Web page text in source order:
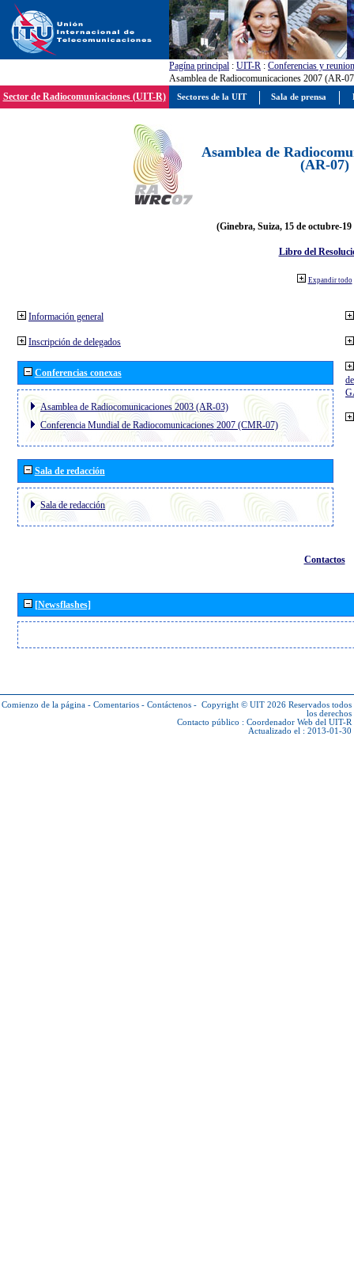
Pagína principal : UIT-R : Conferencias y
Asamblea de Radiocomunicaciones 2007 (AR-
Sector de Radiocomunicaciones (UIT-R)
Asamblea de
(AR-07)
(Ginebra, Suiza, 15 de octubre-19
Libro del
Expandir todo
Información general
Inscripción de delegados
Conferencias conexas
Asamblea de Radiocomunicaciones 2003 (AR-03)
Conferencia Mundial de Radiocomunicaciones 2007 (CMR-07)
Sala de redacción
Sala de redacción
Contactos
[Newsflashes]
Comienzo de la página - Comentarios - Contáctenos - Copyright © UIT 2026 Reservados todos
los derechos
Contacto público : Coordenador Web del UIT-R
Actualizado el : 2013-01-30
Sectores de la UIT Sala de prensa